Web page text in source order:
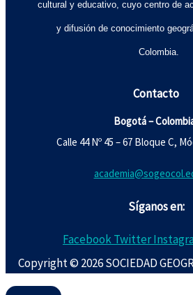
cultural y educativo, cuyo centro de
y difusión de conocimiento
Colombia.
Contacto
Bogotá –
Calle 44 Nº 45 – 67 Bloque C,
Síganos en:
FacebookTwitter
Copyright © 2026 SOCIEDAD